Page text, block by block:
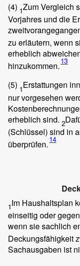
(4) 1Zum Vergleich
Vorjahres und die
zu erläutern, wenn
erheblich
hinzukommen. 13
(5) 1Erstattungen
nur vorgesehen
erheblich sind. 2
(Schlüssel) sind in
überprüfen. 14
1Im Haushaltsplan
einseitig oder
wenn sie sachlich
Deckungsfähigkeit
Sachausgaben ist